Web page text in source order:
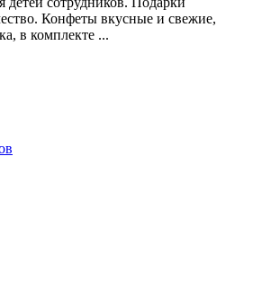
Конфеты вкусные и свежие,
в комплекте ...